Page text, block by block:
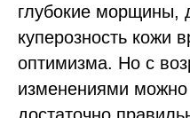
глубокие морщины,
куперозность кожи
оптимизма. Но с
изменениями можно